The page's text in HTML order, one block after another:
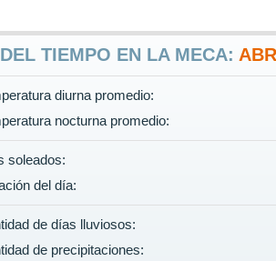
TIEMPO EN LA MECA:
diurna promedio:
nocturna promedio:
soleados:
del día:
de días lluviosos:
de precipitaciones: